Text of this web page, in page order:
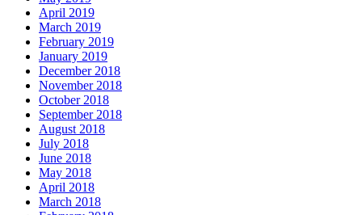
April 2019
March 2019
February 2019
January 2019
December 2018
November 2018
October 2018
September 2018
August 2018
July 2018
June 2018
May 2018
April 2018
March 2018